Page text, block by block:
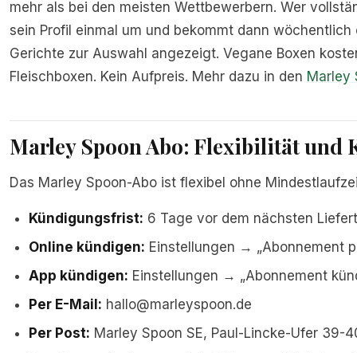
mehr als bei den meisten Wettbewerbern. Wer
sein Profil einmal um und bekommt dann
Gerichte zur Auswahl angezeigt. Vegane Boxen
Fleischboxen. Kein Aufpreis. Mehr dazu in den Marley
Marley Spoon Abo: Flexibilität und
Das Marley Spoon-Abo ist flexibel ohne
Kündigungsfrist: 6 Tage vor dem nächsten
Online kündigen: Einstellungen → „Abonnement
App kündigen: Einstellungen → „Abonnement
Per E-Mail: hallo@marleyspoon.de
Per Post: Marley Spoon SE, Paul-Lincke-Ufer 39-